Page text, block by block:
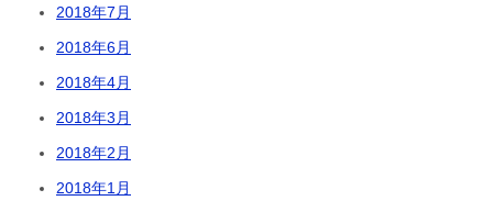
2018年7月
2018年6月
2018年4月
2018年3月
2018年2月
2018年1月